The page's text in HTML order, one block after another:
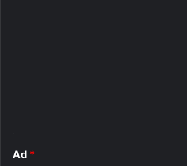
Ad *